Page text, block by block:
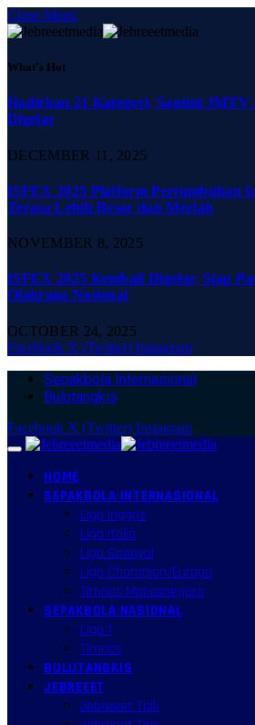
Close Menu
What's Hot
Hadirkan 21 Kategori, Santini JMTV
Digelar
DECEMBER 11, 2025
ISFEX 2025 Platform Pertumbuhan
Terasa Lebih Besar dan Meriah
NOVEMBER 8, 2025
ISFEX 2025 Kembali Digelar, Siap
Olahraga Nasional
OCTOBER 24, 2025
Facebook X (Twitter) Instagram
Sepakbola Internasional
Bulutangkis
Facebook X (Twitter) Instagram
HOME
SEPAKBOLA INTERNASIONAL
Liga Inggris
Liga Italia
Liga Spanyol
Liga Champion/Europa
Timnas Mancanegara
SEPAKBOLA NASIONAL
Liga 1
Timnas
BULUTANGKIS
JEBREEET
Jebreeet Talk